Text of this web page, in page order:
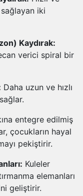
iki
Kaydırak:
verici spiral bir
Daha uzun ve hızlı
entegre edilmiş
çocukların hayal
pekiştirir.
Kuleler
elemanları
geliştirir.